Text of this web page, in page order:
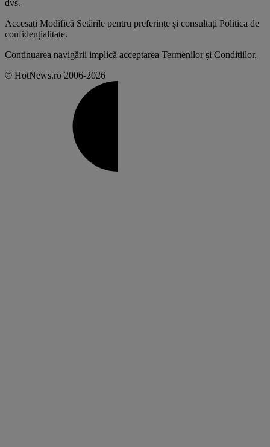
dvs.
Accesați Modifică Setările pentru preferințe și consultați Politica de
confidențialitate.
Continuarea navigării implică acceptarea Termenilor și Condițiilor.
© HotNews.ro 2006-2026